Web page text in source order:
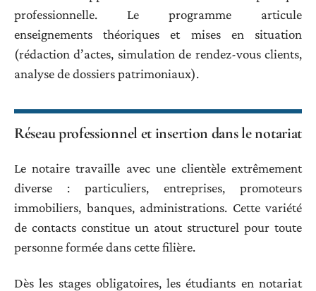
professionnelle. Le programme articule
enseignements théoriques et mises en situation
(rédaction d’actes, simulation de rendez-vous clients,
analyse de dossiers patrimoniaux).
Réseau professionnel et insertion dans le notariat
Le notaire travaille avec une clientèle extrêmement
diverse : particuliers, entreprises, promoteurs
immobiliers, banques, administrations. Cette variété
de contacts constitue un atout structurel pour toute
personne formée dans cette filière.
Dès les stages obligatoires, les étudiants en notariat